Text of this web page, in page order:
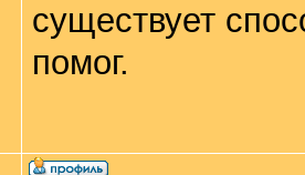
существует
помог.